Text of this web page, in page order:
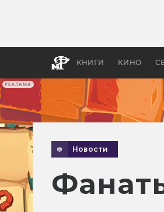
РЕКЛАМА
КНИГИ КИНО
Новости